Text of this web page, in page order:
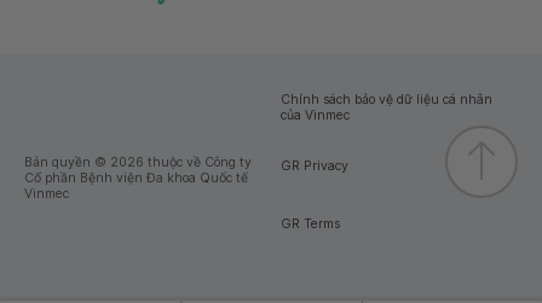
Bản quyền © 2026 thuộc về Công ty
Cổ phần Bệnh viện Đa khoa Quốc tế
Vinmec
Chính sách bảo vệ dữ liệu cá nhân
của Vinmec
GR Privacy
GR Terms